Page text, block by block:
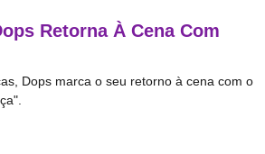
Retorna À Cena Com
Dops marca o seu retorno à cena com o